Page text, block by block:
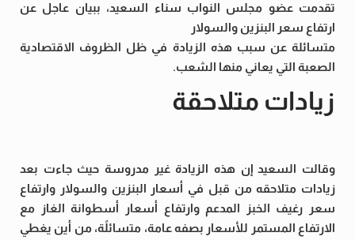
تقدمت عضو مجلس النواب سناء السعيد، ببيان عاجل عن
ارتفاع سعر البنزين والسولار
متسائلة عن سبب هذه الزيادة في ظل الظروف الاقتصادية
الصعبة التي يعاني منها الشعب.
زيادات متلاحقة
وقالت السعيد إن هذه الزيادة غير مدروسة حيث جاءت بعد
زيادات متلاحقه من قبل في أسعار البنزين والسولار وارتفاع
سعر رغيف الخبز المدعم وارتفاع أسعار أسطوانة الغاز مع
الارتفاع المستمر للأسعار بصفه عامة، متسائلًة، من أين يغطي